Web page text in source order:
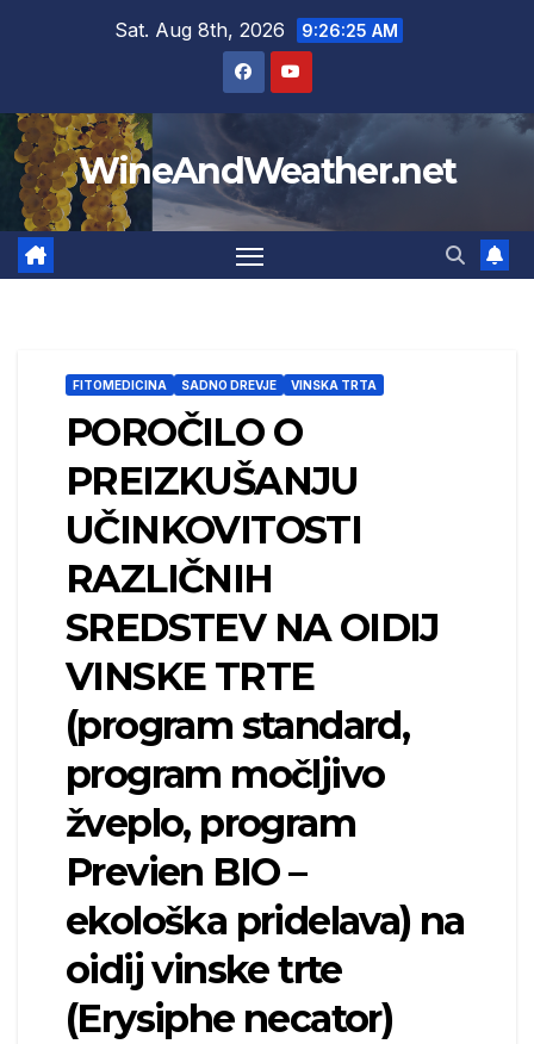
Sat. Aug 8th, 2026 9:26:26 AM
WineAndWeather.net
FITOMEDICINA SADNO DREVJE VINSKA TRTA
POROČILO O
PREIZKUŠANJU
UČINKOVITOSTI
RAZLIČNIH
SREDSTEV NA OIDIJ
VINSKE TRTE
(program standard,
program močljivo
žveplo, program
Previen BIO –
ekološka pridelava) na
oidij vinske trte
(Erysiphe necator)